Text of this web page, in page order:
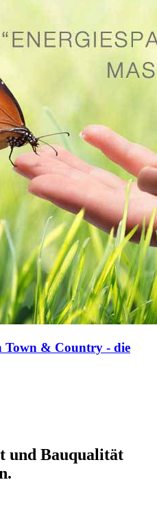
Town & Country - die
und Bauqualität